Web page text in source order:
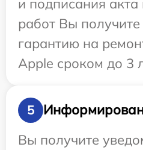
и подписания
работ Вы
гарантию на
Apple сроком до 3
5
Вы получите